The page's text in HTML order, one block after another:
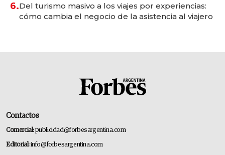
6.Del turismo masivo a los viajes por experiencias:
cómo cambia el negocio de la asistencia al viajero
Contactos
Comercial:publicidad@forbesargentina.com
Editorial:info@forbesargentina.com